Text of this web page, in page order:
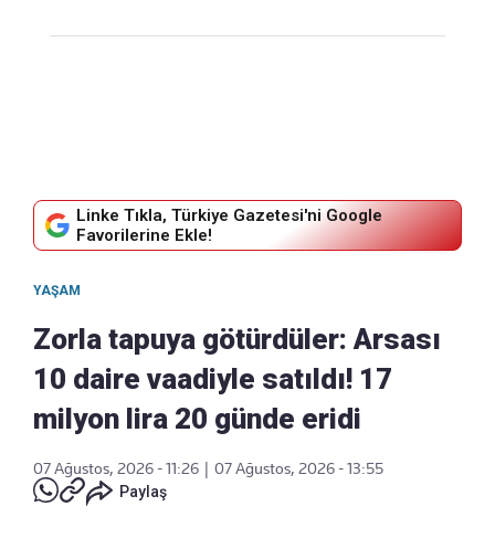
Linke Tıkla, Türkiye Gazetesi'ni Google
Favorilerine Ekle!
YAŞAM
Zorla tapuya götürdüler: Arsası
10 daire vaadiyle satıldı! 17
milyon lira 20 günde eridi
07 Ağustos, 2026 - 11:26
07 Ağustos, 2026 - 13:55
Paylaş